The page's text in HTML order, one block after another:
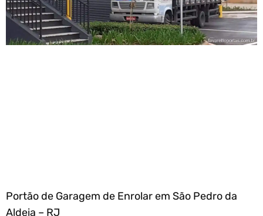
Portão de Garagem de Enrolar em São Pedro da
Aldeia – RJ